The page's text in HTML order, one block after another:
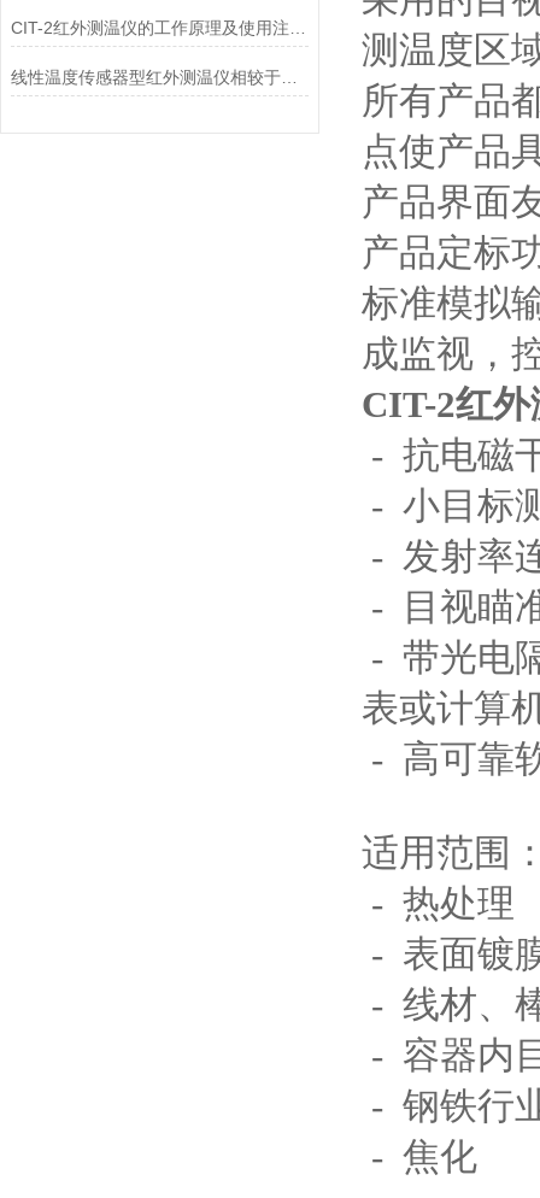
线性温度传感器型红外测温仪相较于接触式温度测量设备具有的优势
测温度区
所有产品
点使产品
产品界面
产品定标
标准模拟
成监视，
CIT-2红
- 抗电磁
- 小目标
- 发射率
- 目视瞄
- 带光电
表或计算
- 高可靠
适用范围
- 热处理
- 表面镀
- 线材、
- 容器内
- 钢铁行
- 焦化